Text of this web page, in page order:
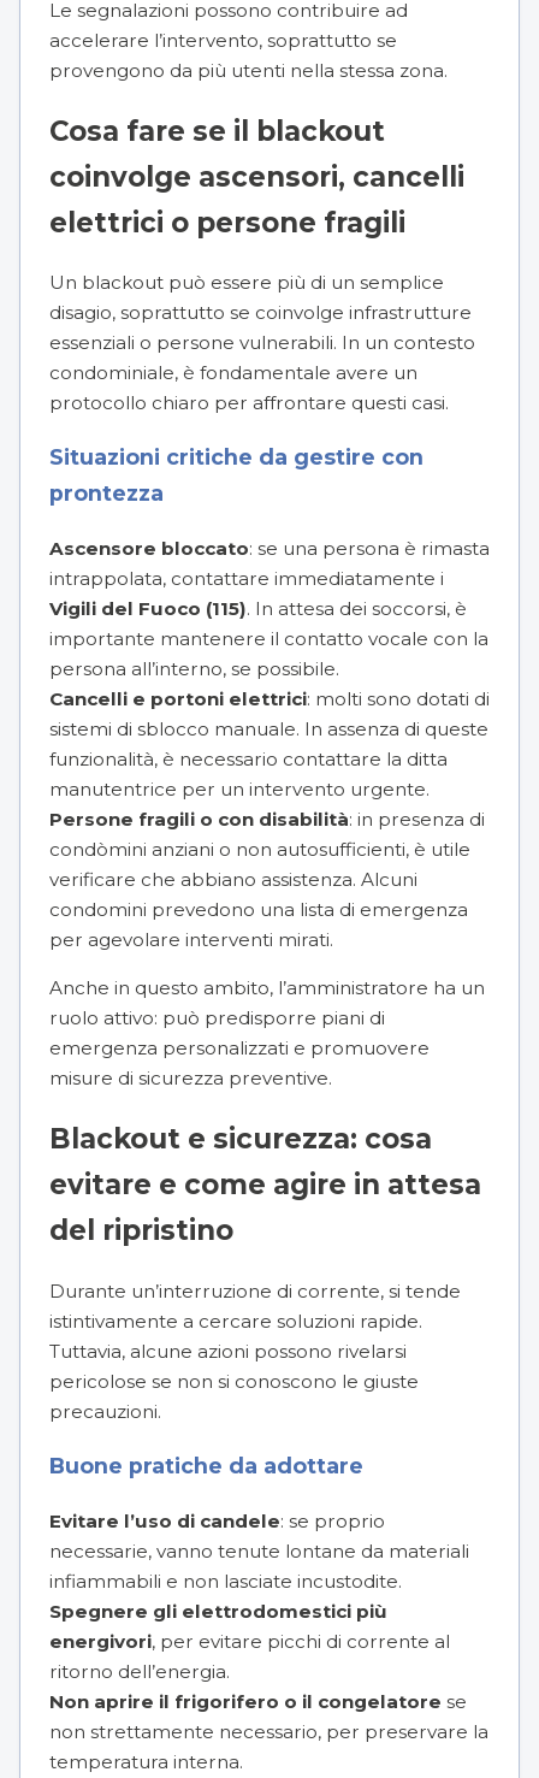
Le segnalazioni possono contribuire ad
accelerare l’intervento, soprattutto se
provengono da più utenti nella stessa zona.
Cosa fare se il blackout
coinvolge ascensori, cancelli
elettrici o persone fragili
Un blackout può essere più di un semplice
disagio, soprattutto se coinvolge infrastrutture
essenziali o persone vulnerabili. In un contesto
condominiale, è fondamentale avere un
protocollo chiaro per affrontare questi casi.
Situazioni critiche da gestire con
prontezza
Ascensore bloccato: se una persona è rimasta
intrappolata, contattare immediatamente i
Vigili del Fuoco (115). In attesa dei soccorsi, è
importante mantenere il contatto vocale con la
persona all’interno, se possibile.
Cancelli e portoni elettrici: molti sono dotati di
sistemi di sblocco manuale. In assenza di queste
funzionalità, è necessario contattare la ditta
manutentrice per un intervento urgente.
Persone fragili o con disabilità: in presenza di
condòmini anziani o non autosufficienti, è utile
verificare che abbiano assistenza. Alcuni
condomini prevedono una lista di emergenza
per agevolare interventi mirati.
Anche in questo ambito, l’amministratore ha un
ruolo attivo: può predisporre piani di
emergenza personalizzati e promuovere
misure di sicurezza preventive.
Blackout e sicurezza: cosa
evitare e come agire in attesa
del ripristino
Durante un’interruzione di corrente, si tende
istintivamente a cercare soluzioni rapide.
Tuttavia, alcune azioni possono rivelarsi
pericolose se non si conoscono le giuste
precauzioni.
Buone pratiche da adottare
Evitare l’uso di candele: se proprio
necessarie, vanno tenute lontane da materiali
infiammabili e non lasciate incustodite.
Spegnere gli elettrodomestici più
energivori, per evitare picchi di corrente al
ritorno dell’energia.
Non aprire il frigorifero o il congelatore se
non strettamente necessario, per preservare la
temperatura interna.